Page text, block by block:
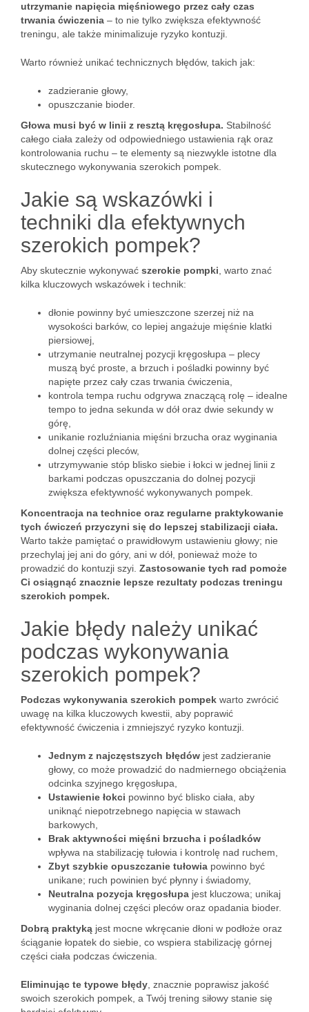
utrzymanie napięcia mięśniowego przez cały czas
trwania ćwiczenia – to nie tylko zwiększa efektywność
treningu, ale także minimalizuje ryzyko kontuzji.
Warto również unikać technicznych błędów, takich jak:
zadzieranie głowy,
opuszczanie bioder.
Głowa musi być w linii z resztą kręgosłupa. Stabilność
całego ciała zależy od odpowiedniego ustawienia rąk oraz
kontrolowania ruchu – te elementy są niezwykle istotne dla
skutecznego wykonywania szerokich pompek.
Jakie są wskazówki i
techniki dla efektywnych
szerokich pompek?
Aby skutecznie wykonywać szerokie pompki , warto znać
kilka kluczowych wskazówek i technik:
dłonie powinny być umieszczone szerzej niż na
wysokości barków, co lepiej angażuje mięśnie klatki
piersiowej,
utrzymanie neutralnej pozycji kręgosłupa – plecy
muszą być proste, a brzuch i pośladki powinny być
napięte przez cały czas trwania ćwiczenia,
kontrola tempa ruchu odgrywa znaczącą rolę – idealne
tempo to jedna sekunda w dół oraz dwie sekundy w
górę,
unikanie rozluźniania mięśni brzucha oraz wyginania
dolnej części pleców,
utrzymywanie stóp blisko siebie i łokci w jednej linii z
barkami podczas opuszczania do dolnej pozycji
zwiększa efektywność wykonywanych pompek.
Koncentracja na technice oraz regularne praktykowanie
tych ćwiczeń przyczyni się do lepszej stabilizacji ciała.
Warto także pamiętać o prawidłowym ustawieniu głowy; nie
przechylaj jej ani do góry, ani w dół, ponieważ może to
prowadzić do kontuzji szyi. Zastosowanie tych rad pomoże
Ci osiągnąć znacznie lepsze rezultaty podczas treningu
szerokich pompek.
Jakie błędy należy unikać
podczas wykonywania
szerokich pompek?
Podczas wykonywania szerokich pompek warto zwrócić
uwagę na kilka kluczowych kwestii, aby poprawić
efektywność ćwiczenia i zmniejszyć ryzyko kontuzji.
Jednym z najczęstszych błędów jest zadzieranie
głowy, co może prowadzić do nadmiernego obciążenia
odcinka szyjnego kręgosłupa,
Ustawienie łokci powinno być blisko ciała, aby
uniknąć niepotrzebnego napięcia w stawach
barkowych,
Brak aktywności mięśni brzucha i pośladków
wpływa na stabilizację tułowia i kontrolę nad ruchem,
Zbyt szybkie opuszczanie tułowia powinno być
unikane; ruch powinien być płynny i świadomy,
Neutralna pozycja kręgosłupa jest kluczowa; unikaj
wyginania dolnej części pleców oraz opadania bioder.
Dobrą praktyką jest mocne wkręcanie dłoni w podłoże oraz
ściąganie łopatek do siebie, co wspiera stabilizację górnej
części ciała podczas ćwiczenia.
Eliminując te typowe błędy , znacznie poprawisz jakość
swoich szerokich pompek, a Twój trening siłowy stanie się